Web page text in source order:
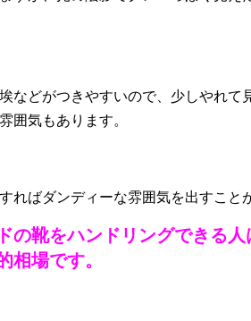
などがつきやすいので、少しやれて
囲気もあります。
ればダンディーな雰囲気を出すこと
の靴をハンドリングできる
相場です。